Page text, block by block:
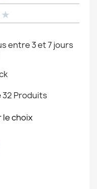
★
entre 3 et 7 jours
32 Produits
le choix